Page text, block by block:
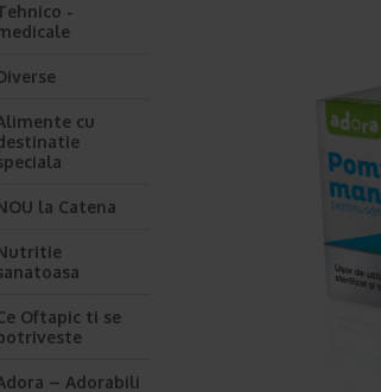
-
cu
la Catena
Oftapic ti se
– Adorabili